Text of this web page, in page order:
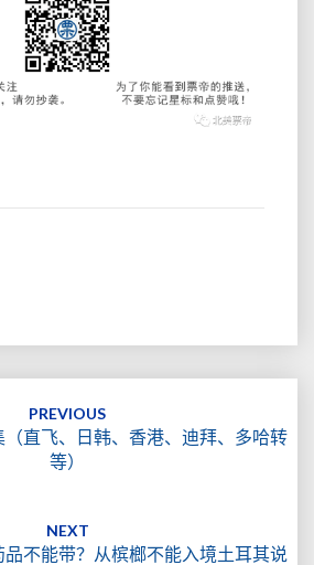
PREVIOUS
直飞、日韩、香港、迪拜、多哈转
等）
NEXT
不能带？从槟榔不能入境土耳其说